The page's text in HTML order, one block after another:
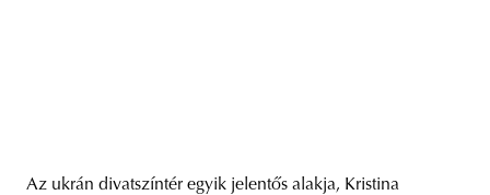
Az ukrán divatszíntér egyik jelentős alakja, Kristina